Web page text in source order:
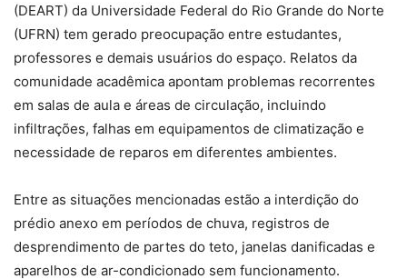
(DEART) da Universidade Federal do Rio Grande do Norte
(UFRN) tem gerado preocupação entre estudantes,
professores e demais usuários do espaço. Relatos da
comunidade acadêmica apontam problemas recorrentes
em salas de aula e áreas de circulação, incluindo
infiltrações, falhas em equipamentos de climatização e
necessidade de reparos em diferentes ambientes.
Entre as situações mencionadas estão a interdição do
prédio anexo em períodos de chuva, registros de
desprendimento de partes do teto, janelas danificadas e
aparelhos de ar-condicionado sem funcionamento.